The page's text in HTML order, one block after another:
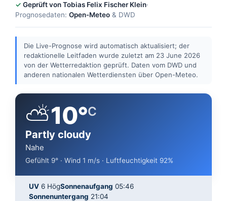
Geprüft von Tobias Felix Fischer Klein·
Prognosedaten: Open-Meteo & DWD
Die Live-Prognose wird automatisch aktualisiert; der
redaktionelle Leitfaden wurde zuletzt am 23 June 2026
von der Wetterredaktion geprüft. Daten vom DWD und
anderen nationalen Wetterdiensten über Open-Meteo.
⛅10°C
Partly cloudy
Nahe
Gefühlt 9° · Wind 1 m/s · Luftfeuchtigkeit 92%
UV 6 HögSonnenaufgang 05:46
Sonnenuntergang 21:04